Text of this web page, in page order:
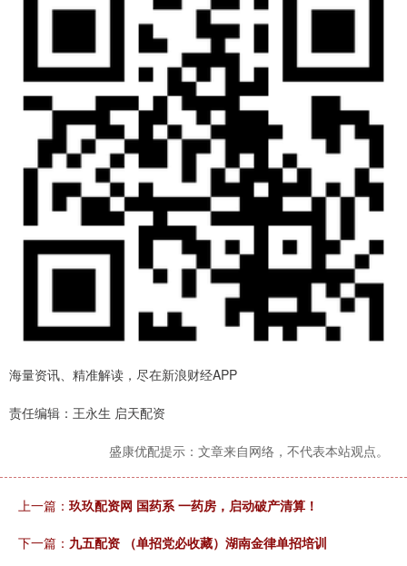
海量资讯、精准解读，尽在新浪财经APP
责任编辑：王永生 启天配资
盛康优配提示：文章来自网络，不代表本站观点。
上一篇： 玖玖配资网 国药系 一药房，启动破产清算！
下一篇： 九五配资 （单招党必收藏）湖南金律单招培训